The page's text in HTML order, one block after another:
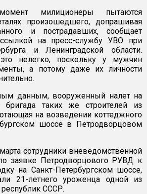
милиционеры пытаются
произошедшего, допрашивая
и пострадавших, сообщает
на пресс-службу УВО при
и Ленинградской области.
нелегко, поскольку у мужчин
а потому даже их личности
данным, вооруженный налет на
бригада таких же строителей из
на возведении коттеджного
шоссе в Петродворцовом
сотрудники вневедомственной
заявке Петродворцового РУВД к
на Санкт-Петербургском шоссе,
21-летнего уроженца одной из
СССР.